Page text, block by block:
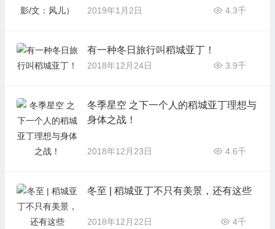
2019年1月2日 4.3千
有一种冬日旅行叫稻城亚丁！
2018年12月24日 3.9千
冬季星空 之下一个人的稻城亚丁理想与
身体之战！
2018年12月23日 4.6千
冬至 | 稻城亚丁不只有美景，还有这些
2018年12月22日 4千